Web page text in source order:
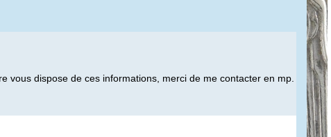
dispose de ces informations, merci de me contacter en mp.